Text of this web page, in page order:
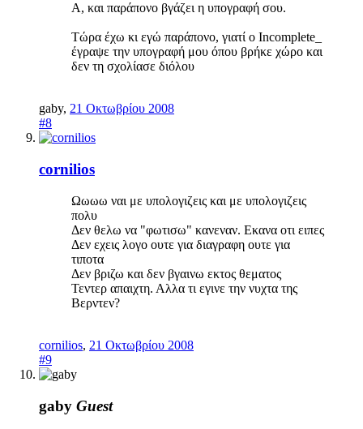
Α, και παράπονο βγάζει η υπογραφή σου.
Τώρα έχω κι εγώ παράπονο, γιατί ο Incomplete_
έγραψε την υπογραφή μου όπου βρήκε χώρο και
δεν τη σχολίασε διόλου
gaby, 21 Οκτωβρίου 2008
#8
cornilios
Ωωωω ναι με υπολογιζεις και με υπολογιζεις
πολυ
Δεν θελω να "φωτισω" κανεναν. Εκανα οτι ειπες
Δεν εχεις λογο ουτε για διαγραφη ουτε για
τιποτα
Δεν βριζω και δεν βγαινω εκτος θεματος
Τεντερ απαιχτη. Αλλα τι εγινε την νυχτα της
Βερντεν?
cornilios, 21 Οκτωβρίου 2008
#9
gaby Guest